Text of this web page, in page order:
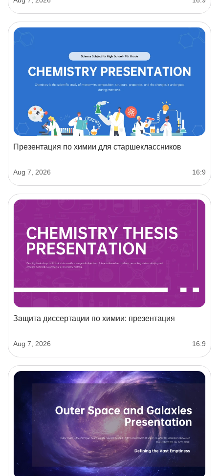
Презентация по химии для старшеклассников
Aug 7, 2026 16:9
Защита диссертации по химии: презентация
Aug 7, 2026 16:9